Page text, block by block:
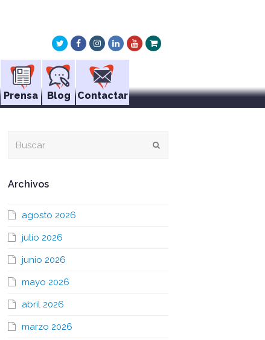
TwitterFacebookInstagram
LinkedInYoutube
Xing
Prensa Blog Contactar
Archivos
agosto 2026
julio 2026
junio 2026
mayo 2026
abril 2026
marzo 2026